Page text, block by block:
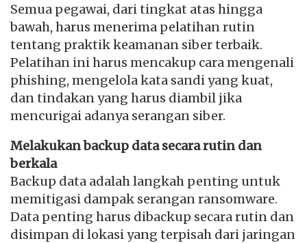
Semua pegawai, dari tingkat atas hingga
bawah, harus menerima pelatihan rutin
tentang praktik keamanan siber terbaik.
Pelatihan ini harus mencakup cara mengenali
phishing, mengelola kata sandi yang kuat,
dan tindakan yang harus diambil jika
mencurigai adanya serangan siber.
Melakukan backup data secara rutin dan
berkala
Backup data adalah langkah penting untuk
memitigasi dampak serangan ransomware.
Data penting harus dibackup secara rutin dan
disimpan di lokasi yang terpisah dari jaringan